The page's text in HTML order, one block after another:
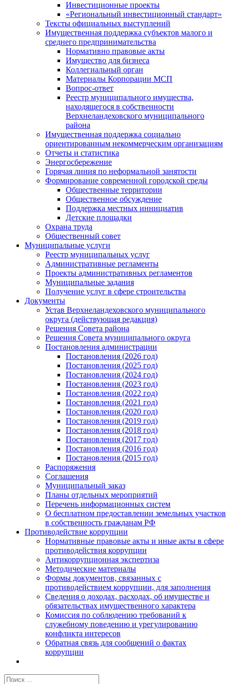
Инвестиционные проекты
«Региональный инвестиционный стандарт»
Тексты официальных выступлений
Имущественная поддержка субъектов малого и
среднего предпринимательства
Нормативно правовые акты
Имущество для бизнеса
Коллегиальный орган
Материалы Корпорации МСП
Вопрос-ответ
Реестр муниципального имущества,
находящегося в собственности
Верхнеландеховского муниципального
района
Имущественная поддержка социально
ориентированным некоммерческим организациям
Отчеты и статистика
Энергосбережение
Горячая линия по неформальной занятости
Формирование современной городской среды
Общественные территории
Общественное обсуждение
Поддержка местных иннициатив
Детские площадки
Охрана труда
Общественный совет
Муниципальные услуги
Реестр муниципальных услуг
Административные регламенты
Проекты административных регламентов
Муниципальные задания
Получение услуг в сфере строительства
Документы
Устав Верхнеландеховского муниципального
округа (действующая редакция)
Решения Совета района
Решения Совета муниципального округа
Постановления администрации
Постановления (2026 год)
Постановления (2025 год)
Постановления (2024 год)
Постановления (2023 год)
Постановления (2022 год)
Постановления (2021 год)
Постановления (2020 год)
Постановления (2019 год)
Постановления (2018 год)
Постановления (2017 год)
Постановления (2016 год)
Постановления (2015 год)
Распоряжения
Соглашения
Муниципальный заказ
Планы отдельных мероприятий
Перечень информационных систем
О бесплатном предоставлении земельных участков
в собственность гражданам РФ
Противодействие коррупции
Нормативные правовые акты и иные акты в сфере
противодействия коррупции
Антикоррупционная экспертиза
Методические материалы
Формы документов, связанных с
противодействием коррупции, для заполнения
Сведения о доходах, расходах, об имуществе и
обязательствах имущественного характера
Комиссия по соблюдению требований к
служебному поведению и урегулированию
конфликта интересов
Обратная связь для сообщений о фактах
коррупции
Результат